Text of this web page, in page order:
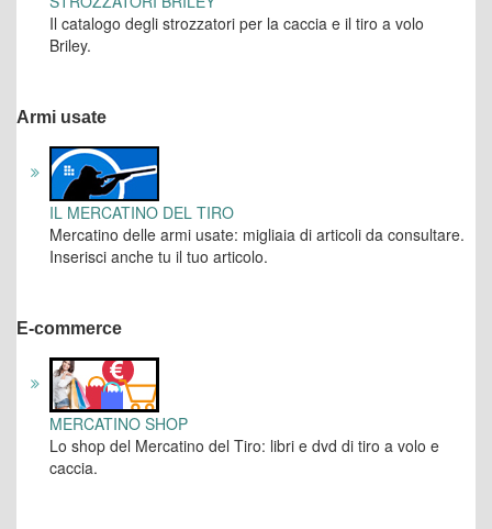
Il catalogo degli strozzatori per la caccia e il tiro a volo
Briley.
Armi usate
IL MERCATINO DEL TIRO
Mercatino delle armi usate: migliaia di articoli da consultare.
Inserisci anche tu il tuo articolo.
E-commerce
MERCATINO SHOP
Lo shop del Mercatino del Tiro: libri e dvd di tiro a volo e
caccia.